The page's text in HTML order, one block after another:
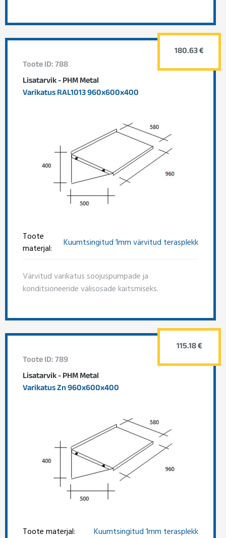
Toote ID: 788
Lisatarvik - PHM Metal
Varikatus RAL1013 960x600x400
Toote
materjal:
Kuumtsingitud 1mm värvitud terasplekk
Värvitud varikatus soojuspumpade ja
konditsioneeride välisosade kaitsmiseks.
180.63 €
Toote ID: 789
Lisatarvik - PHM Metal
Varikatus Zn 960x600x400
Toote materjal: Kuumtsingitud 1mm terasplekk
115.18 €